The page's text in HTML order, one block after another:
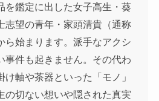
を鑑定に出した女子高生・葵
志望の青年・家頭清貴（通称
ら始まります。派手なアクシ
事件も起きません。その代わ
け軸や茶器といった「モノ」
の切ない想いや隠された真実